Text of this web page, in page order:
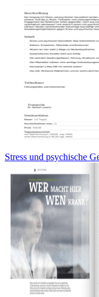
Stress und psychische